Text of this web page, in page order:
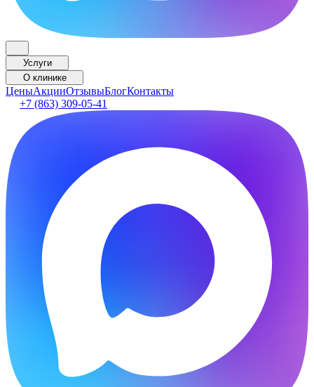
Услуги
О клинике
ЦеныАкцииОтзывыБлогКонтакты
+7 (863) 309-05-41